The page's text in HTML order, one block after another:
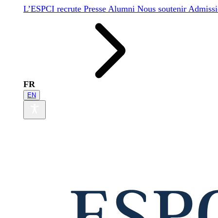
L’ESPCI recrute Presse Alumni Nous soutenir
FR
EN